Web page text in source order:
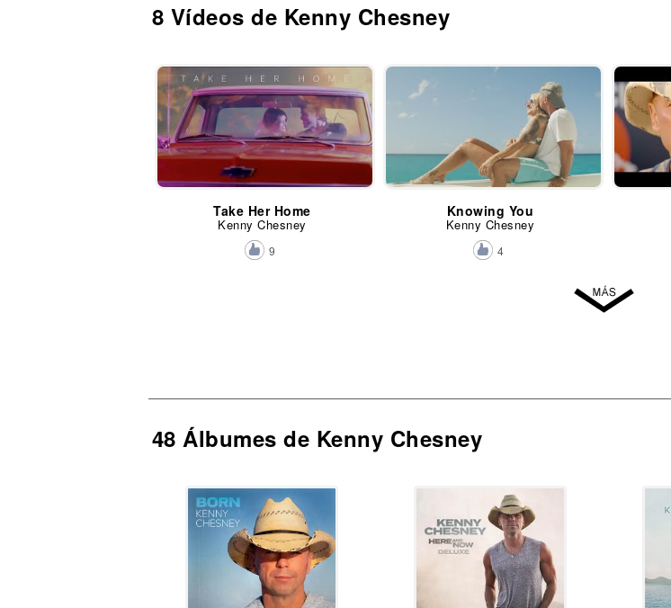
8 Vídeos de Kenny Chesney
Take Her Home
Kenny Chesney
9
Knowing You
Kenny Chesney
4
48 Álbumes de Kenny Chesney